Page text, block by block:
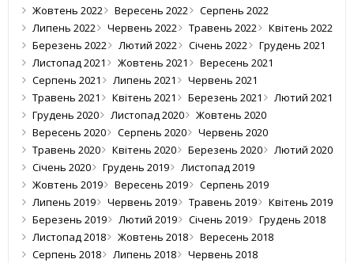
Жовтень 2022
Вересень 2022
Серпень 2022
Липень 2022
Червень 2022 Травень 2022
Квітень 2022
Березень 2022
Лютий 2022 Січень 2022
Грудень 2021
Листопад 2021
Жовтень 2021
Вересень 2021
Серпень 2021
Липень 2021
Червень 2021
Травень 2021
Квітень 2021 Березень 2021
Лютий 2021
Грудень 2020
Листопад 2020
Жовтень 2020
Вересень 2020
Серпень 2020
Червень 2020
Травень 2020
Квітень 2020 Березень 2020
Лютий 2020
Січень 2020
Грудень 2019
Листопад 2019
Жовтень 2019
Вересень 2019
Серпень 2019
Липень 2019
Червень 2019 Травень 2019
Квітень 2019
Березень 2019
Лютий 2019 Січень 2019
Грудень 2018
Листопад 2018
Жовтень 2018
Вересень 2018
Серпень 2018
Липень 2018
Червень 2018